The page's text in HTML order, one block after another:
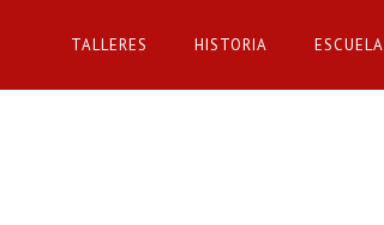
TALLERES HISTORIA ESCUELA